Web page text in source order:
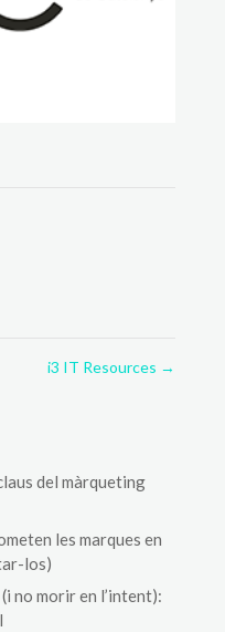
i3 IT Resources →
del màrqueting
les marques en
los)
no morir en l’intent):